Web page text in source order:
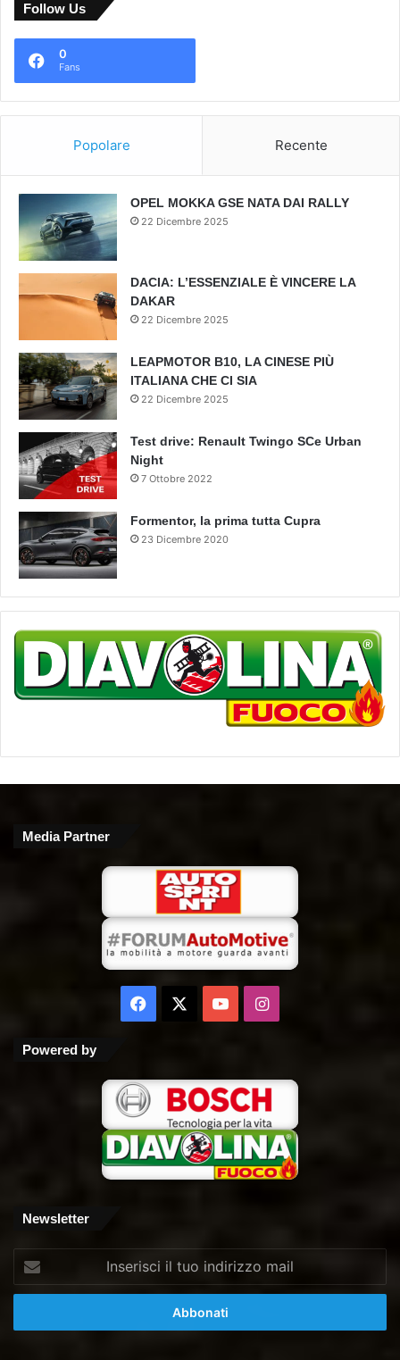
Follow Us
0
Fans
Popolare Recente
OPEL MOKKA GSE NATA DAI RALLY
22 Dicembre 2025
DACIA: L’ESSENZIALE È VINCERE LA
DAKAR
22 Dicembre 2025
LEAPMOTOR B10, LA CINESE PIÙ
ITALIANA CHE CI SIA
22 Dicembre 2025
Test drive: Renault Twingo SCe Urban
Night
7 Ottobre 2022
Formentor, la prima tutta Cupra
23 Dicembre 2020
Media Partner
Facebook
You Instagram
Powered by
Newsletter
tuo
mail